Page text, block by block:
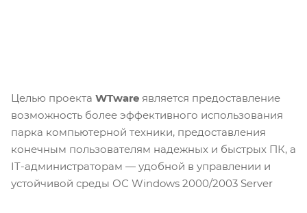
Целью проекта WTware является предоставление
возможность более эффективного использования
парка компьютерной техники, предоставления
конечным пользователям надежных и быстрых ПК, а
IT-администраторам — удобной в управлении и
устойчивой среды ОС Windows 2000/2003 Server